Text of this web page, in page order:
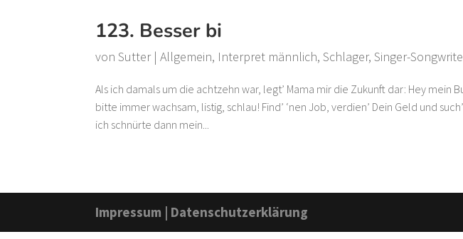
123. Besser bi
vonSutter|Allgemein, Interpret männlich,Schlager,Singer-
Als ich damals um die achtzehn war, legt’ Mama mir die Zukunft dar: Hey mein
bitte immer wachsam, listig, schlau! Find’ ‘nen Job, verdien’ Dein Geld und
ich schnürte dann mein...
Impressum | Datenschutzerklärung